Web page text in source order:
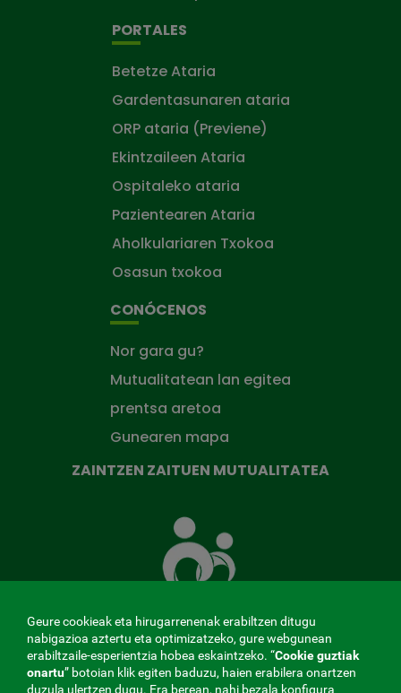
PORTALES
Betetze Ataria
Gardentasunaren ataria
ORP ataria (Previene)
Ekintzaileen Ataria
Ospitaleko ataria
Pazientearen Ataria
Aholkulariaren Txokoa
Osasun txokoa
CONÓCENOS
Nor gara gu?
Mutualitatean lan egitea
prentsa aretoa
Gunearen mapa
ZAINTZEN ZAITUEN MUTUALITATEA
zaituen
Mutua
MENÚ
Geure cookieak eta hirugarrenenak erabiltzen ditugu
nabigazioa aztertu eta optimizatzeko, gure webgunean
erabiltzaile-esperientzia hobea eskaintzeko. “Cookie guztiak
onartu” botoian klik egiten baduzu, haien erabilera onartzen
duzula ulertzen dugu. Era berean, nahi bezala konfigura